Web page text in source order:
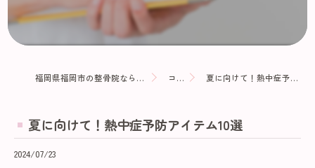
福岡県福岡市の整骨院ならさくらざか整骨院 コラム 夏に向けて！熱中症予防アイテム10選
夏に向けて！熱中症予防アイテム10選
2024/07/23